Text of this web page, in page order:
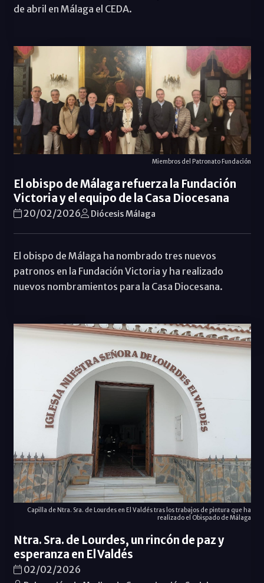
de abril en Málaga el CEDA.
Miembros del Patronato Fundación
El obispo de Málaga refuerza la Fundación
Victoria y el equipo de la Casa Diocesana
20/02/2026 Diócesis Málaga
El obispo de Málaga ha nombrado tres nuevos
patronos en la Fundación Victoria y ha realizado
nuevos nombramientos para la Casa Diocesana.
Capilla de Ntra. Sra. de Lourdes en El Valdés tras los trabajos de pintura que ha
realizado el Obispado de Málaga
Ntra. Sra. de Lourdes, un rincón de paz y
esperanza en El Valdés
02/02/2026